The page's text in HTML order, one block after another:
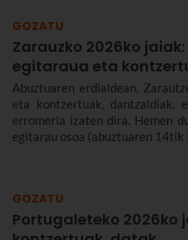
GOZATU
Zarauzko 2026ko
egitaraua eta
Abuztuaren erdialdean,
eta kontzertuak, dantzaldiak,
erromeria izaten dira. Hemen
egitarau osoa (abuztuaren 14tik
GOZATU
Portugaleteko 2026ko